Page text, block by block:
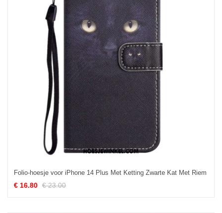
Folio-hoesje voor iPhone 14 Plus Met Ketting Zwarte Kat Met Riem
€ 16.80 € 23.00